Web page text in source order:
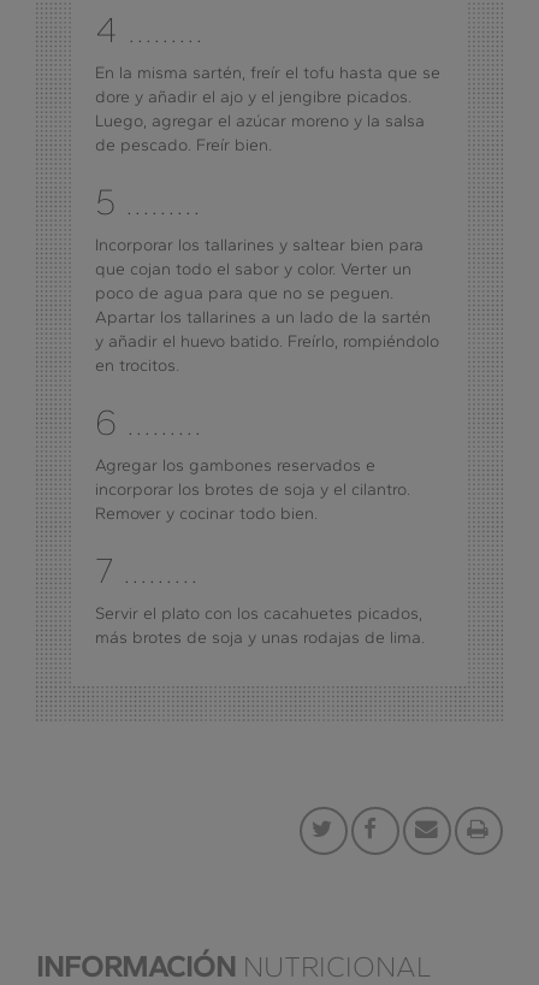
4 .........
En la misma sartén, freír el tofu hasta que se
dore y añadir el ajo y el jengibre picados.
Luego, agregar el azúcar moreno y la salsa
de pescado. Freír bien.
5 .........
Incorporar los tallarines y saltear bien para
que cojan todo el sabor y color. Verter un
poco de agua para que no se peguen.
Apartar los tallarines a un lado de la sartén
y añadir el huevo batido. Freírlo, rompiéndolo
en trocitos.
6 .........
Agregar los gambones reservados e
incorporar los brotes de soja y el cilantro.
Remover y cocinar todo bien.
7 .........
Servir el plato con los cacahuetes picados,
más brotes de soja y unas rodajas de lima.
INFORMACIÓN NUTRICIONAL